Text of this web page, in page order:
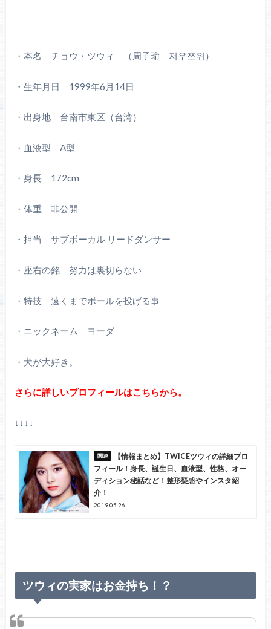
・本名 チョウ・ツウィ （周子瑜 저우쯔위）
・生年月日 1999年6月14日
・出身地 台南市東区（台湾）
・血液型 A型
・身長 172cm
・体重 非公開
・担当 サブボーカル リードダンサー
・座右の銘 努力は裏切らない
・特技 遠くまでボールを投げる事
・ニックネーム ヨーダ
・犬が大好き。
さらに詳しいプロフィールはこちらから。
↓↓↓↓
【情報まとめ】TWICEツウィの詳細プロ
フィール！身長、誕生日、血液型、性格、オー
ディション秘話など！整形疑惑やインスタ紹
介！
2019.05.26
ツウィの実家はお金持ち！？